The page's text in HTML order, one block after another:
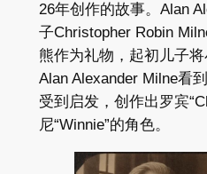
26年​创作​的​故事。Alan
子​Christopher Robin
熊作为礼物，起初儿子将
Alan Alexander Milne看
受到启发，创作出罗宾
尼“Winnie”的角色。